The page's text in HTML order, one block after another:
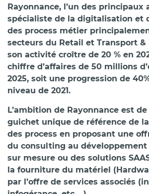
Rayonnance, l’un des principaux
spécialiste de la digitalisation et
des process métier
secteurs du Retail et Transport &
son activité croître de 20 % en
chiffre d’affaires de 50 millions
2025, soit une progression de
niveau de 2021.
L’ambition de Rayonnance est
guichet unique de référence de
des process en proposant une
du consulting au développement
sur mesure ou des solutions
la fourniture du matériel
par l’offre de services associés